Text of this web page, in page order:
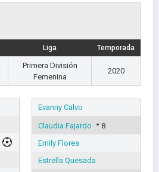
Liga Temporada
Primera División
Femenina
2020
Evanny Calvo
Claudia Fajardo
8
Emily Flores
Estrella Quesada